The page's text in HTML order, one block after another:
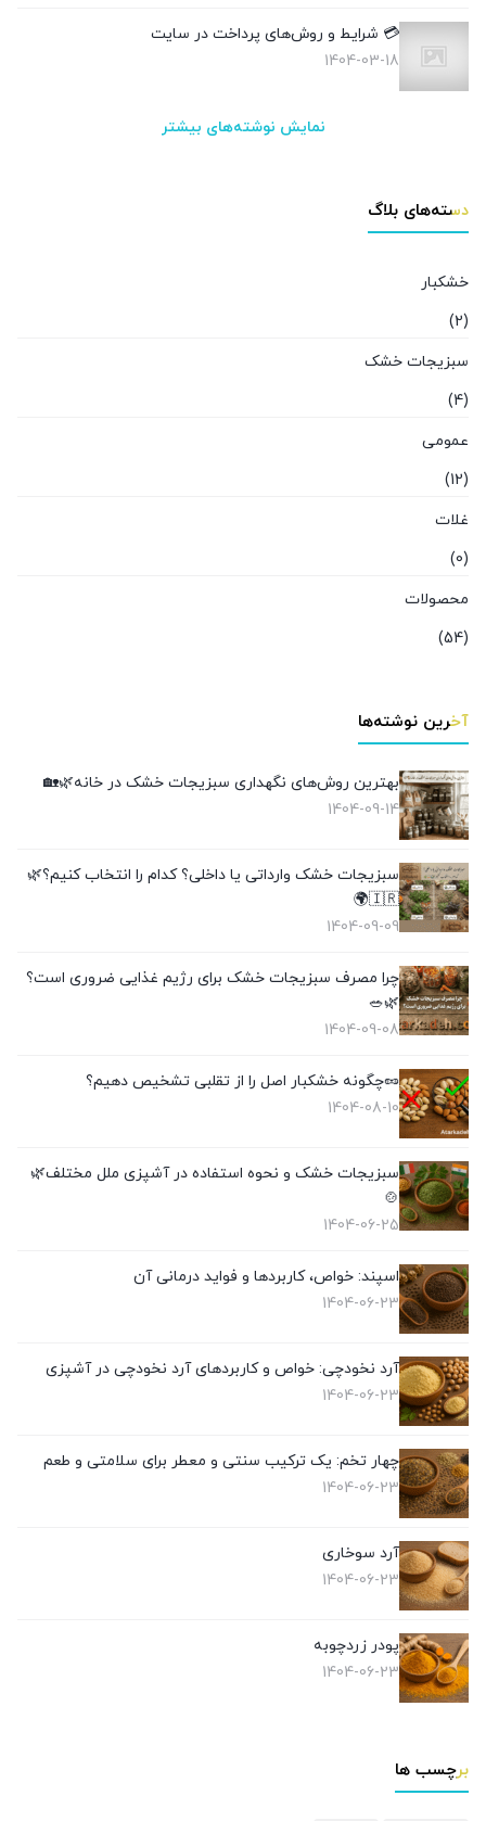
💳 شرایط و روش‌های پرداخت در سایت
1404-03-18
نمایش نوشته‌های بیشتر
دسته‌های بلاگ
خشکبار
(2)
سبزیجات خشک
(4)
عمومی
(12)
غلات
(0)
محصولات
(54)
آخرین نوشته‌ها
بهترین روش‌های نگهداری سبزیجات خشک در خانه🌿🏡
1404-09-14
سبزیجات خشک وارداتی یا داخلی؟ کدام را انتخاب کنیم؟🌿
🇮🇷🌍
1404-09-09
چرا مصرف سبزیجات خشک برای رژیم غذایی ضروری است؟
🌿🥗
1404-09-08
🥜چگونه خشکبار اصل را از تقلبی تشخیص دهیم؟
1404-08-10
سبزیجات خشک و نحوه استفاده در آشپزی ملل مختلف🌿
🍲
1404-06-25
اسپند: خواص، کاربردها و فواید درمانی آن
1404-06-23
آرد نخودچی: خواص و کاربردهای آرد نخودچی در آشپزی
1404-06-23
چهار تخم: یک ترکیب سنتی و معطر برای سلامتی و طعم
1404-06-23
آرد سوخاری
1404-06-23
پودر زردچوبه
1404-06-23
برچسب ها